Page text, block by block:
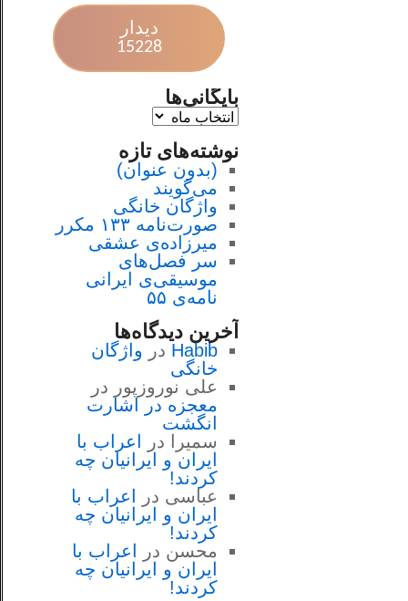
دیدار
15228
بایگانی‌ها
نوشته‌های تازه
(بدون عنوان)
می‌گویند
واژگان خانگی
صورت‌نامه ۱۳۳ مکرر
میرزاده‌ی عشقی
سر فصل‌هاى
موسيقى‌ی ايرانى
نامه‌ی ۵۵
آخرین دیدگاه‌ها
Habib در واژگان
خانگی
علی نوروزپور در
معجزه در اشارت
انگشت
سمیرا
در
اعراب با
ايران و ايرانيان چه
كردند!
عباسی در
اعراب با
ايران و ايرانيان چه
كردند!
محسن در
اعراب با
ايران و ايرانيان چه
كردند!